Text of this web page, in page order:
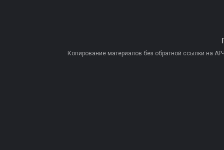
Копирование материалов без обратной ссылки на